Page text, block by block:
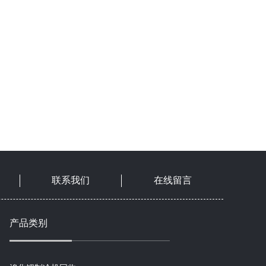
联系我们 在线留言
产品类别